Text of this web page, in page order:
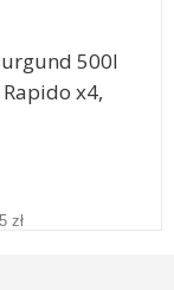
500l
x4,
zł